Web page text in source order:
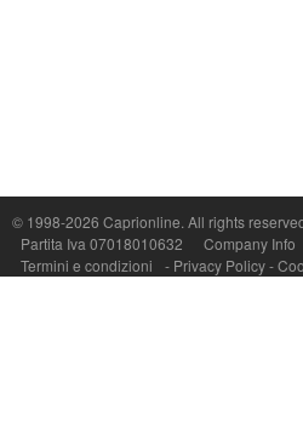
© 1998-2026 Caprionline. All rights
Partita Iva 07018010632
Company Info
Termini e condizioni
- Privacy Policy-
P.Iva, C.F. e n.Reg.Imprese Napoli: